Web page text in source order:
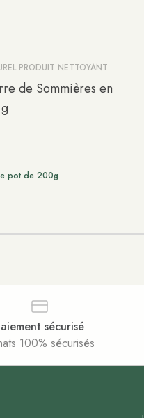
PRODUIT NETTOYANT
de Sommières en
pot de 200g
sécurisé
100% sécurisés